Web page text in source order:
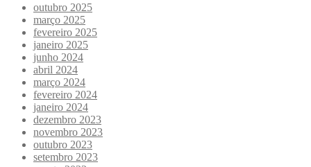
outubro 2025
março 2025
fevereiro 2025
janeiro 2025
junho 2024
abril 2024
março 2024
fevereiro 2024
janeiro 2024
dezembro 2023
novembro 2023
outubro 2023
setembro 2023